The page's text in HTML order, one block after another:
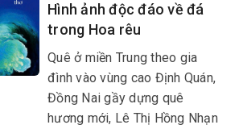
có hai đám, một đậu đen, một
đậu phộng.
Hình ảnh độc đáo về đá
trong Hoa rêu
Quê ở miền Trung theo gia
đình vào vùng cao Định Quán,
Đồng Nai gầy dựng quê
hương mới, Lê Thị Hồng Nhạn